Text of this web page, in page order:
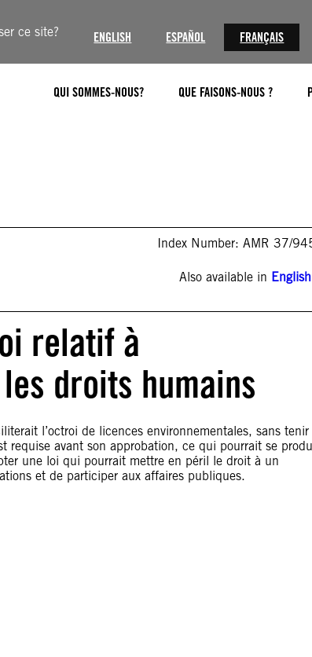
ce site? ENGLISH ESPAÑOL FRANÇAIS
QUI SOMMES-NOUS? QUE FAISONS-NOUS ?
Index Number: AMR 37/
Also available in English
relatif à
droits humains
l’octroi de licences environnementales, sans
avant son approbation, ce qui pourrait se
une loi qui pourrait mettre en péril le droit à un
et de participer aux affaires publiques.